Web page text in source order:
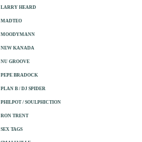
LARRY HEARD
MADTEO
MOODYMANN
NEW KANADA
NU GROOVE
PEPE BRADOCK
PLAN B / DJ SPIDER
PHILPOT / SOULPHICTION
RON TRENT
SEX TAGS